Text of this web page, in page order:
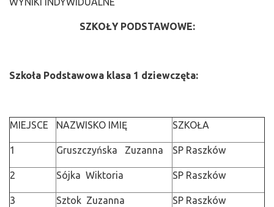
SZKOŁY PODSTAWOWE:
Szkoła Podstawowa klasa 1 dziewczęta:
MIEJSCE NAZWISKO IMIĘ SZKOŁA
1 Gruszczyńska Zuzanna SP Raszków
2 Sójka Wiktoria SP Raszków
3 Sztok Zuzanna SP Raszków